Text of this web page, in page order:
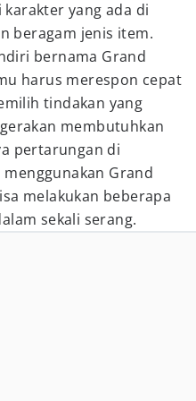
yang ada di
beragam jenis item.
bernama Grand
harus merespon cepat
tindakan yang
membutuhkan
pertarungan di
Grand
melakukan beberapa
sekali serang.